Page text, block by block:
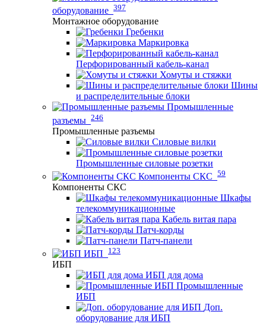
оборудование 397
Монтажное оборудование
Гребенки
Маркировка
Перфорированный кабель-канал
Хомуты и стяжки
Шины
и распределительные блоки
Промышленные
разъемы 246
Промышленные разъемы
Силовые вилки
Промышленные силовые розетки
Компоненты СКС 59
Компоненты СКС
Шкафы
телекоммуникационные
Кабель витая пара
Патч-корды
Патч-панели
ИБП
123
ИБП
ИБП для дома
Промышленные
ИБП
Доп.
оборудование для ИБП